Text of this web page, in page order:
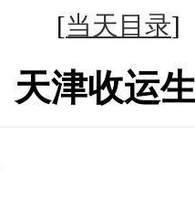
[当天目录
天津收运